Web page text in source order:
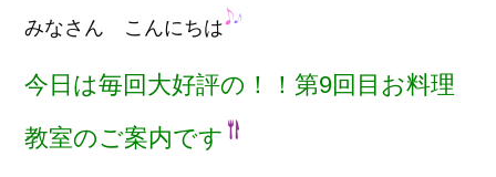
みなさん こんにちは
今日は毎回大好評の！！第9回目お料理
教室のご案内です